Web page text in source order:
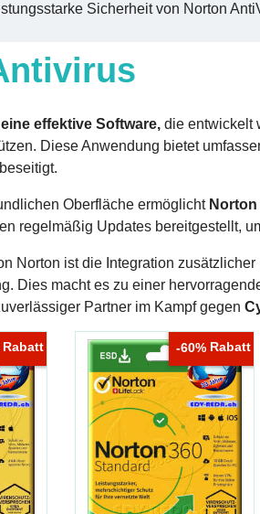
Sicherheit von Norton
effektive Software, die entwickelt
Diese Anwendung bietet
Oberfläche ermöglicht Norton
regelmäßig Updates bereitgestellt,
Norton ist die Integration
Dies macht es zu einer
Partner im Kampf gegen
Rabatt -60% Rabatt